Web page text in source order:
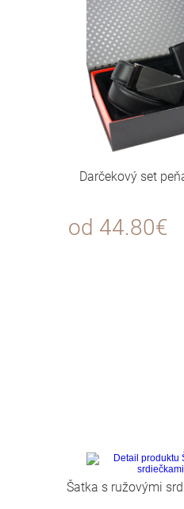
Darčekový set
od 44.80€
Šatka s ružovými